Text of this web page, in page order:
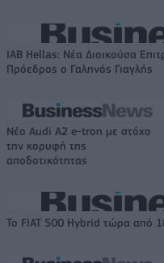
IAB Hellas: Νέα Διοικούσα
Πρόεδρος ο Γαληνός Γιαγλής
Νέο Audi A2 e-tron με στόχο
την κορυφή της
αποδοτικότητας
Το FIAT 500 Hybrid τώρα από